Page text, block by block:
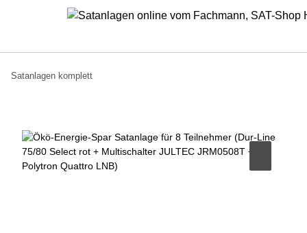
Satanlagen komplett